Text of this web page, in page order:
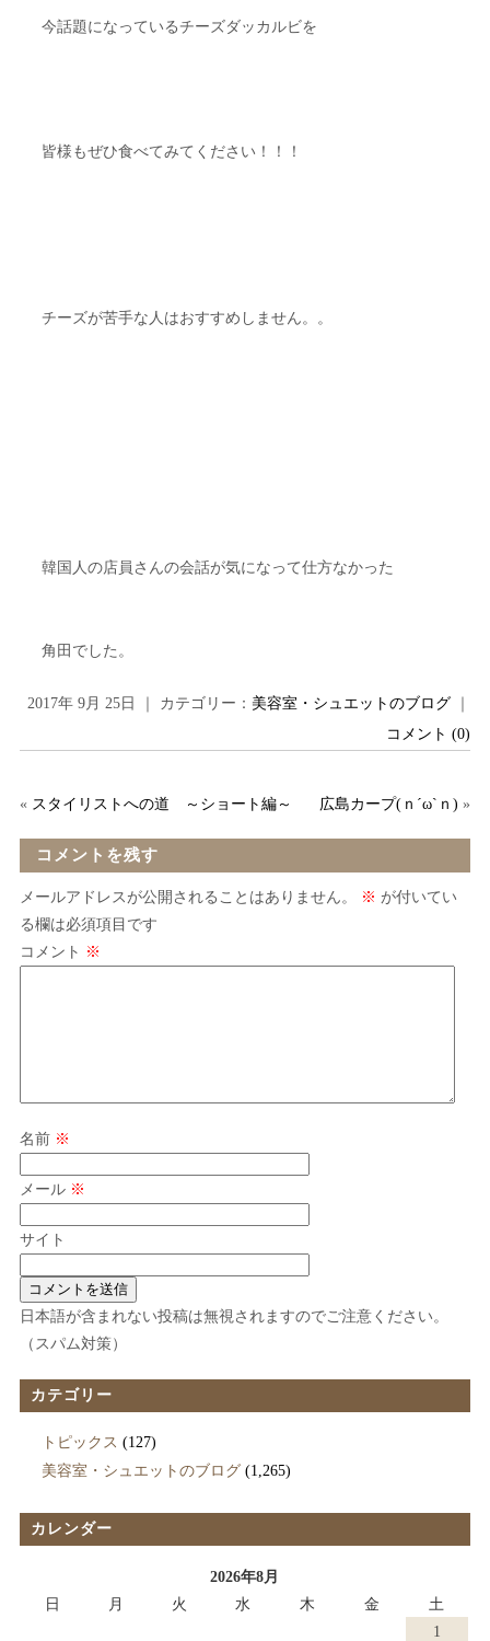
今話題になっているチーズダッカルビを
皆様もぜひ食べてみてください！！！
チーズが苦手な人はおすすめしません。。
韓国人の店員さんの会話が気になって仕方なかった
角田でした。
2017年 9月 25日 ｜ カテゴリー： 美容室・シュエットのブログ
コメント (0)
« スタイリストへの道 ～ショート編～ 広島カープ(ｎ´ω`ｎ) »
コメントを残す
メールアドレスが公開されることはありません。 ※ が付いてい
る欄は必須項目です
コメント ※
名前 ※
メール ※
サイト
日本語が含まれない投稿は無視されますのでご注意ください。
（スパム対策）
カテゴリー
トピックス (127)
美容室・シュエットのブログ(1,265)
カレンダー
2026年8月
日
月 火 水 木 金
土
1